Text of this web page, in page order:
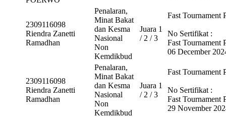
2309116098
Riendra Zanetti
Ramadhan
Penalaran,
Minat Bakat
dan Kesma
Nasional
Non
Kemdikbud
Juara 1
/ 2 / 3
Fast Tournament
No Sertifikat :
Fast Tournament
06 December
2309116098
Riendra Zanetti
Ramadhan
Penalaran,
Minat Bakat
dan Kesma
Nasional
Non
Kemdikbud
Juara 1
/ 2 / 3
Fast Tournament
No Sertifikat :
Fast Tournament
29 November